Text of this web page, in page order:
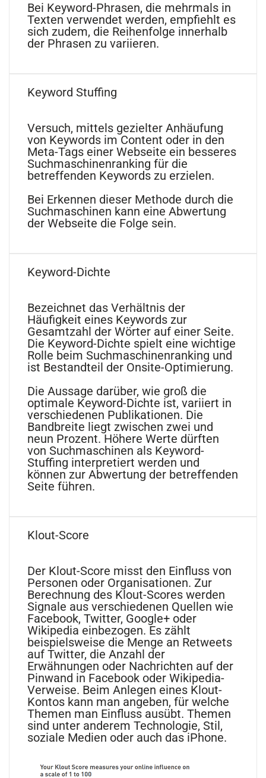
Bei Keyword-Phrasen, die mehrmals in
Texten verwendet werden, empfiehlt es
sich zudem, die Reihenfolge innerhalb
der Phrasen zu variieren.
Keyword Stuffing
Versuch, mittels gezielter Anhäufung
von Keywords im Content oder in den
Meta-Tags einer Webseite ein besseres
Suchmaschinenranking für die
betreffenden Keywords zu erzielen.
Bei Erkennen dieser Methode durch die
Suchmaschinen kann eine Abwertung
der Webseite die Folge sein.
Keyword-Dichte
Bezeichnet das Verhältnis der
Häufigkeit eines Keywords zur
Gesamtzahl der Wörter auf einer Seite.
Die Keyword-Dichte spielt eine wichtige
Rolle beim Suchmaschinenranking und
ist Bestandteil der Onsite-Optimierung.
Die Aussage darüber, wie groß die
optimale Keyword-Dichte ist, variiert in
verschiedenen Publikationen. Die
Bandbreite liegt zwischen zwei und
neun Prozent. Höhere Werte dürften
von Suchmaschinen als Keyword-
Stuffing interpretiert werden und
können zur Abwertung der betreffenden
Seite führen.
Klout-Score
Der Klout-Score misst den Einfluss von
Personen oder Organisationen. Zur
Berechnung des Klout-Scores werden
Signale aus verschiedenen Quellen wie
Facebook, Twitter, Google+ oder
Wikipedia einbezogen. Es zählt
beispielsweise die Menge an Retweets
auf Twitter, die Anzahl der
Erwähnungen oder Nachrichten auf der
Pinwand in Facebook oder Wikipedia-
Verweise. Beim Anlegen eines Klout-
Kontos kann man angeben, für welche
Themen man Einfluss ausübt. Themen
sind unter anderem Technologie, Stil,
soziale Medien oder auch das iPhone.